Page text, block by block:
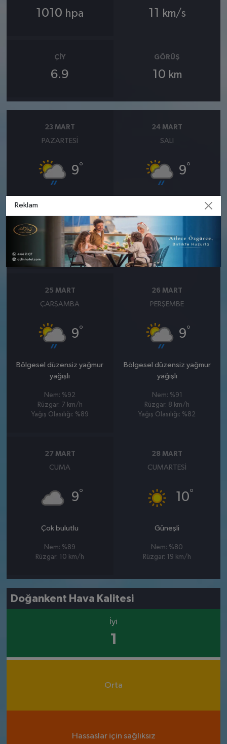
1010 hpa 11 km/s
ÇIY
6.9
GÖRÜŞ
10 km
23 MART
PAZARTESI
9°
Bölgesel düzensiz yağmur
Nem: %93
Rüzgar: 10 km/h
Yağış Olasılığı: %87
24 MART
SALI
9°
Bölgesel düzensiz yağmur
Nem: %89
Rüzgar: 10 km/h
Yağış Olasılığı: %89
25 MART
ÇARŞAMBA
9°
Bölgesel düzensiz yağmur
yağışlı
Nem: %92
Rüzgar: 7 km/h
Yağış Olasılığı: %89
26 MART
PERŞEMBE
9°
Bölgesel düzensiz yağmur
yağışlı
Nem: %91
Rüzgar: 8 km/h
Yağış Olasılığı: %82
27 MART
CUMA
9°
Çok bulutlu
Nem: %89
Rüzgar: 10 km/h
28 MART
CUMARTESI
10°
Güneşli
Nem: %80
Rüzgar: 19 km/h
Doğankent Hava Kalitesi
İyi
1
Orta
Hassaslar için sağlıksız
Reklam